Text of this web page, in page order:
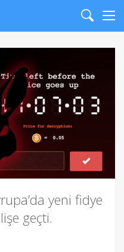
Search
yeni fidye
geçti.